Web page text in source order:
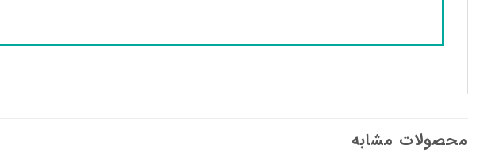
محصولات مشابه